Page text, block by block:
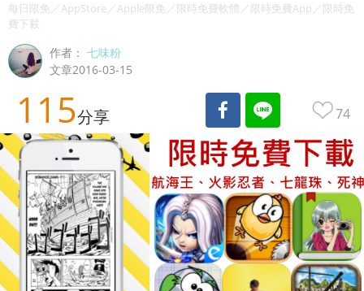
每日限免／AppStore／Apple限免／限時免費軟體／限時免費App／限時免
費下載
作者：七味粉
文章2016-03-15
115分享 74